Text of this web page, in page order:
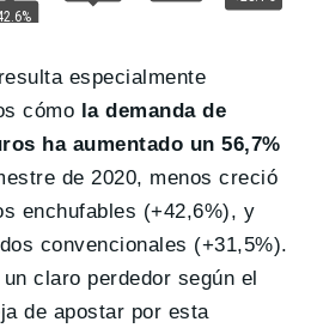
especialmente
cómo la demanda de
ha aumentado un 56,7%
de 2020, menos creció
enchufables (+42,6%), y
convencionales (+31,5%).
claro perdedor según el
de apostar por esta